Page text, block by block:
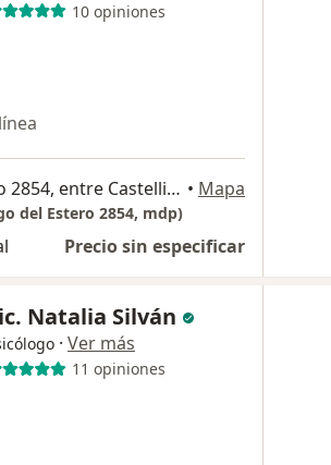
10 opiniones
Santiago del Estero 2854, entre Castelli y Garay 7600 Mar del Plata, Mar del Plata • Mapa
del Estero 2854, mdp)
Precio sin especificar
Natalia Silván
· Ver más
11 opiniones